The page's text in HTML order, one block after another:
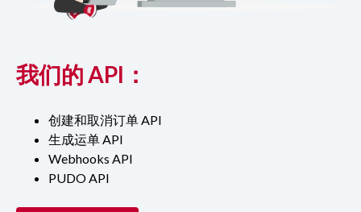
我们的 API：
创建和取消订单 API
生成运单 API
Webhooks API
PUDO API